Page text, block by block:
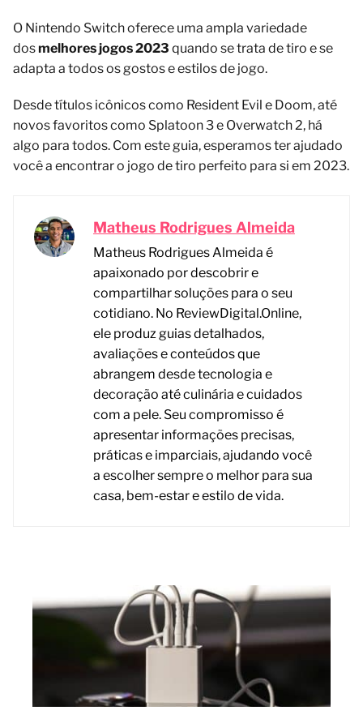
O Nintendo Switch oferece uma ampla variedade
dosmelhores jogos 2023 quando se trata de tiro e se
adapta a todos os gostos e estilos de jogo.
Desde títulos icônicos como Resident Evil e Doom, até
novos favoritos como Splatoon 3 e Overwatch 2, há
algo para todos. Com este guia, esperamos ter ajudado
você a encontrar o jogo de tiro perfeito para si em 2023.
Matheus Rodrigues Almeida
Matheus Rodrigues Almeida é
apaixonado por descobrir e
compartilhar soluções para o seu
cotidiano. No ReviewDigital.Online,
ele produz guias detalhados,
avaliações e conteúdos que
abrangem desde tecnologia e
decoração até culinária e cuidados
com a pele. Seu compromisso é
apresentar informações precisas,
práticas e imparciais, ajudando você
a escolher sempre o melhor para sua
casa, bem-estar e estilo de vida.